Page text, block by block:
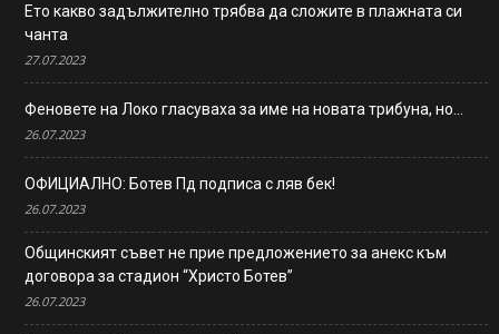
Ето какво задължително трябва да сложите в плажната си
чанта
27.07.2023
Феновете на Локо гласуваха за име на новата трибуна, но…
26.07.2023
ОФИЦИАЛНО: Ботев Пд подписа с ляв бек!
26.07.2023
Общинският съвет не прие предложението за анекс към
договора за стадион “Христо Ботев”
26.07.2023